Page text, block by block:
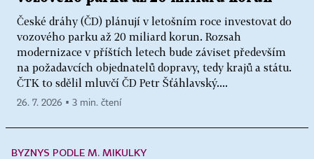
České dráhy (ČD) plánují v letošním roce investovat do
vozového parku až 20 miliard korun. Rozsah
modernizace v příštích letech bude záviset především
na požadavcích objednatelů dopravy, tedy krajů a státu.
ČTK to sdělil mluvčí ČD Petr Šťáhlavský....
26. 7. 2026 ▪ 3 min. čtení
BYZNYS PODLE M. MIKULKY